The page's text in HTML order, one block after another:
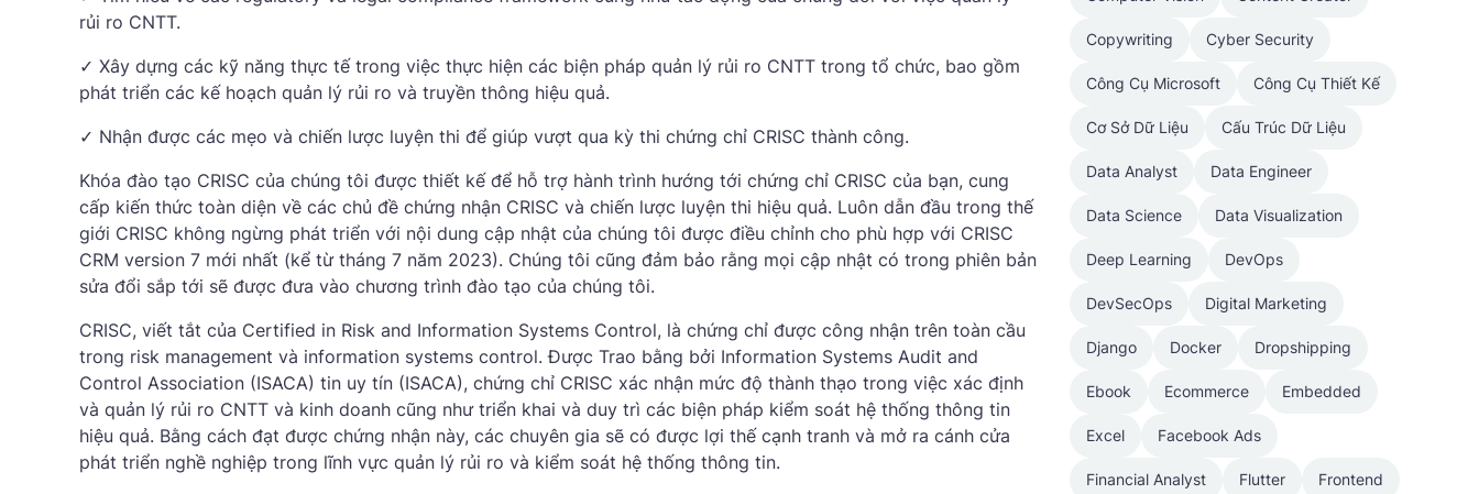
rủi ro CNTT.
✓ Xây dựng các kỹ năng thực tế trong việc thực hiện các biện pháp quản lý rủi ro CNTT trong tổ chức, bao gồm
phát triển các kế hoạch quản lý rủi ro và truyền thông hiệu quả.
✓ Nhận được các mẹo và chiến lược luyện thi để giúp vượt qua kỳ thi chứng chỉ CRISC thành công.
Khóa đào tạo CRISC của chúng tôi được thiết kế để hỗ trợ hành trình hướng tới chứng chỉ CRISC của bạn, cung
cấp kiến ​​thức toàn diện về các chủ đề chứng nhận CRISC và chiến lược luyện thi hiệu quả. Luôn dẫn đầu trong thế
giới CRISC không ngừng phát triển với nội dung cập nhật của chúng tôi được điều chỉnh cho phù hợp với CRISC
CRM version 7 mới nhất (kể từ tháng 7 năm 2023). Chúng tôi cũng đảm bảo rằng mọi cập nhật có trong phiên bản
sửa đổi sắp tới sẽ được đưa vào chương trình đào tạo của chúng tôi.
CRISC, viết tắt của Certified in Risk and Information Systems Control, là chứng chỉ được công nhận trên toàn cầu
trong risk management và information systems control. Được Trao bằng bởi Information Systems Audit and
Control Association (ISACA) tin uy tín (ISACA), chứng chỉ CRISC xác nhận mức độ thành thạo trong việc xác định
và quản lý rủi ro CNTT và kinh doanh cũng như triển khai và duy trì các biện pháp kiểm soát hệ thống thông tin
hiệu quả. Bằng cách đạt được chứng nhận này, các chuyên gia sẽ có được lợi thế cạnh tranh và mở ra cánh cửa
phát triển nghề nghiệp trong lĩnh vực quản lý rủi ro và kiểm soát hệ thống thông tin.
Copywriting Cyber Security
Công Cụ Microsoft Công Cụ Thiết Kế
Cơ Sở Dữ Liệu Cấu Trúc Dữ Liệu
Data Analyst Data Engineer
Data Science Data Visualization
Deep Learning DevOps
DevSecOps Digital Marketing
Django Docker Dropshipping
Ebook Ecommerce Embedded
Excel Facebook Ads
Financial Analyst Flutter Frontend